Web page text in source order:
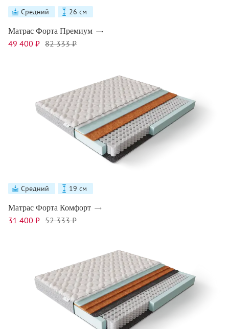
Средний 26 см
Матрас Форта Премиум
49 400 ₽ 82 333 ₽
Средний 19 см
Матрас Форта Комфорт
31 400 ₽ 52 333 ₽